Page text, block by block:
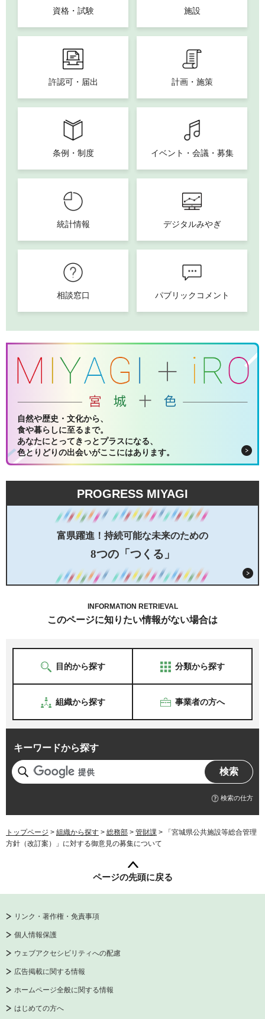
資格・試験 施設
許認可・届出 計画・施策
条例・制度 イベント・会議・募集
統計情報 デジタルみやぎ
相談窓口 パブリックコメント
自然や歴史・文化から、
食や暮らしに至るまで。
あなたにとってきっとプラスになる、
色とりどりの出会いがここにはあります。
PROGRESS MIYAGI
富県躍進！持続可能な未来のための
8つの「つくる」
INFORMATION RETRIEVAL
このページに知りたい情報がない場合は
目的から探す 分類から探す
組織から探す 事業者の方へ
キーワードから探す
検索の仕方
トップページ > 組織から探す > 総務部 > 管財課 > 「宮城県公共施設等総合管理
方針（改訂案）」に対する御意見の募集について
ページの先頭に戻る
リンク・著作権・免責事項
個人情報保護
ウェブアクセシビリティへの配慮
広告掲載に関する情報
ホームページ全般に関する情報
はじめての方へ